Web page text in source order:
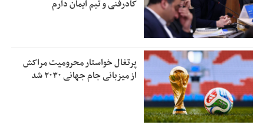
کادرفنی و تیم ایمان دارم
پرتغال خواستار محرومیت مراکش
از میزبانی جام جهانی ۲۰۳۰ شد